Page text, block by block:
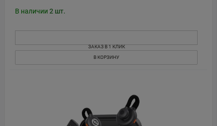
В наличии 2 шт.
ЗАКАЗ В 1 КЛИК
В КОРЗИНУ